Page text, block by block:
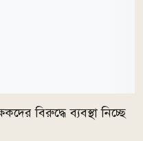
বিরুদ্ধে ব্যবস্থা নিচ্ছে